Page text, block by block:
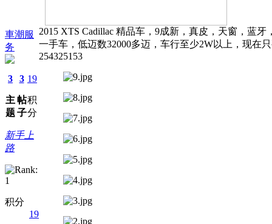
車潮服
务
3
主
题
3
帖
子
19
积
分
新手上
路
积分
19
2015 XTS Cadillac 精品车，9成新，真皮，天窗，蓝
一手车，低迈数32000多迈，车行至少2W以上，现在
254325153